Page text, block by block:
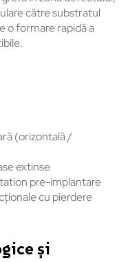
către substratul
o formare rapidă a
(orizontală /
extinse
pre-implantare
cu pierdere
și